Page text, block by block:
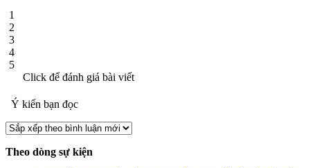
1
2
3
4
5
Click để đánh giá bài viết
Ý kiến bạn đọc
Theo dòng sự kiện